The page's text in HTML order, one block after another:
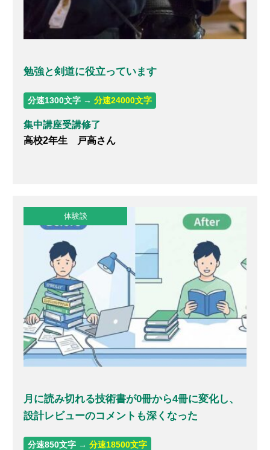
勉強と剣道に役立っています
分速1300文字 →分速24000文字
集中講座受講修了
高校2年生 戸高さん
体験談
月に読み切れる技術書が0冊から4冊に変化し、
設計レビューのコメントも深くなった
分速850文字 →分速18500文字